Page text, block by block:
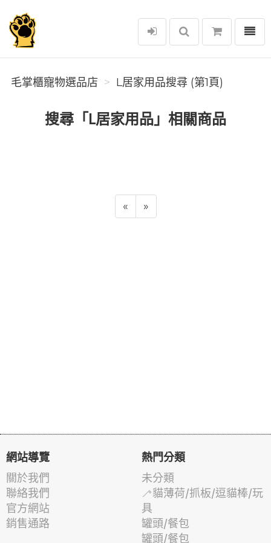
毛掌櫃寵物選品店
選單
毛掌櫃寵物選品店 L居家用品搜尋 (第1頁)
搜尋「L居家用品」相關商品
« »
網站導覽
關於我們
聯絡我們
官方網站
銷售通路
熱門分類
未分類
🦯貓薄荷/抓板/逗貓棒/玩
具
罐頭/餐包
罐頭/餐包